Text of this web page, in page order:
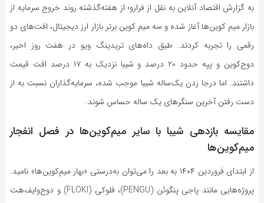
به گزارش اقتصاد آنلاین به نقل از فرارو؛ از هفته‌گذشته روند خروج سرمایه از
بازار میم کوین‌ها آغاز شده و سه میم کوین برتر بازار ارز دیجیتال، افت‌های دو
رقمی را تجربه کردند. طبق داه‌های تریدینگ ویو در هفت روز اخیر،
دوج‌کوین و پپه حدود ۲۰ درصد و شیبا نزدیک به ۱۷ درصد افت قیمت
داشتند. اما درجا زدن یک‌ساله شیبا موجب شده، سرمایه‌گذاران نسبت به از
دست رفتن آخرین سنگر‌های یک ساله حساس شوند.
مقایسه بازدهی شیبا با سایر میم‌کوین‌ها در فصل انفجار
میم‌کوین‌ها
از ابتدای فروردین ۱۴۰۴ به بعد را می‌توان به‌درستی «بهار میم‌کوین‌ها» نامید.
پروژه‌هایی مانند پاجی پنگوئن (PENGU)، فلوکی (FLOKI) و دوج‌وایف‌هت